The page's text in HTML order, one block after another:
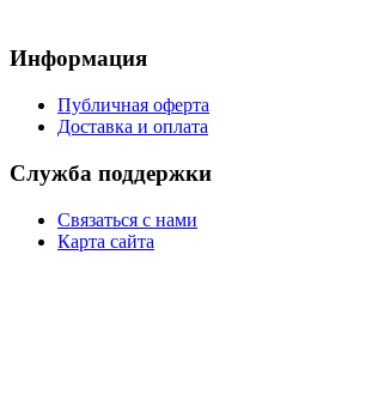
Информация
Публичная оферта
Доставка и оплата
Служба поддержки
Связаться с нами
Карта сайта